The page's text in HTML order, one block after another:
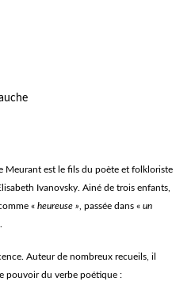
Meurant est le fils du poète et folkloriste
Ivanovsky. Ainé de trois enfants,
«heureuse » , passée dans «un
Auteur de nombreux recueils, il
pouvoir du verbe poétique :